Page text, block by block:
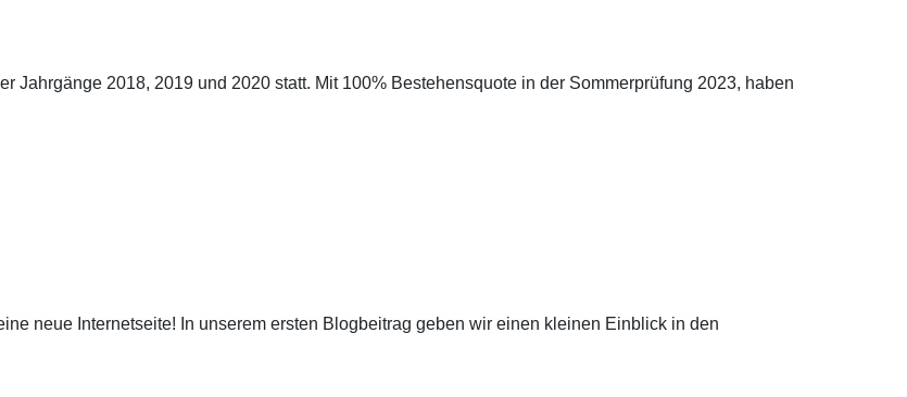
Jahrgänge 2018, 2019 und 2020 statt. Mit 100% Bestehensquote in der Sommerprüfung 2023, haben
neue Internetseite! In unserem ersten Blogbeitrag geben wir einen kleinen Einblick in den